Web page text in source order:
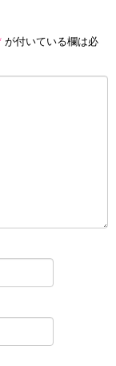
が付いている欄は必